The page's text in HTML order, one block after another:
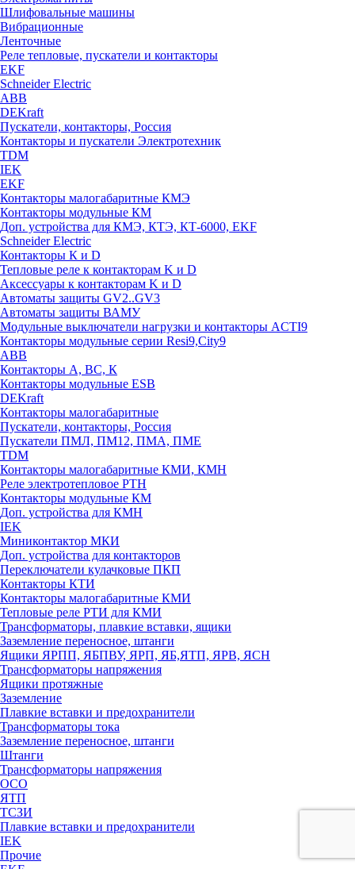
Шлифовальные машины
Вибрационные
Ленточные
Реле тепловые, пускатели и контакторы
EKF
Schneider Electric
ABB
DEKraft
Пускатели, контакторы, Россия
Контакторы и пускатели Электротехник
TDM
IEK
EKF
Контакторы малогабаритные КМЭ
Контакторы модульные КМ
Доп. устройства для КМЭ, КТЭ, КТ-6000, EKF
Schneider Electric
Контакторы К и D
Тепловые реле к контакторам K и D
Аксессуары к контакторам K и D
Автоматы защиты GV2..GV3
Автоматы защиты ВАМУ
Модульные выключатели нагрузки и контакторы ACTI9
Контакторы модульные серии Resi9,City9
ABB
Контакторы А, ВС, К
Контакторы модульные ESB
DEKraft
Контакторы малогабаритные
Пускатели, контакторы, Россия
Пускатели ПМЛ, ПМ12, ПМА, ПМЕ
TDM
Контакторы малогабаритные КМИ, КМН
Реле электротепловое РТН
Контакторы модульные КМ
Доп. устройства для КМН
IEK
Миниконтактор МКИ
Доп. устройства для контакторов
Переключатели кулачковые ПКП
Контакторы КТИ
Контакторы малогабаритные КМИ
Тепловые реле РTИ для КМИ
Трансформаторы, плавкие вставки, ящики
Заземление переносное, штанги
Ящики ЯРПП, ЯБПВУ, ЯРП, ЯБ,ЯТП, ЯРВ, ЯСН
Трансформаторы напряжения
Ящики протяжные
Заземление
Плавкие вставки и предохранители
Трансформаторы тока
Заземление переносное, штанги
Штанги
Трансформаторы напряжения
ОСО
ЯТП
ТСЗИ
Плавкие вставки и предохранители
IEK
Прочие